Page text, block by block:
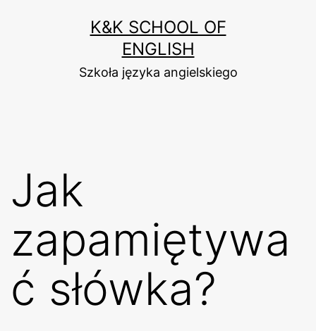
K&K SCHOOL OF
ENGLISH
Szkoła języka angielskiego
Jak
zapamiętywa
ć słówka?